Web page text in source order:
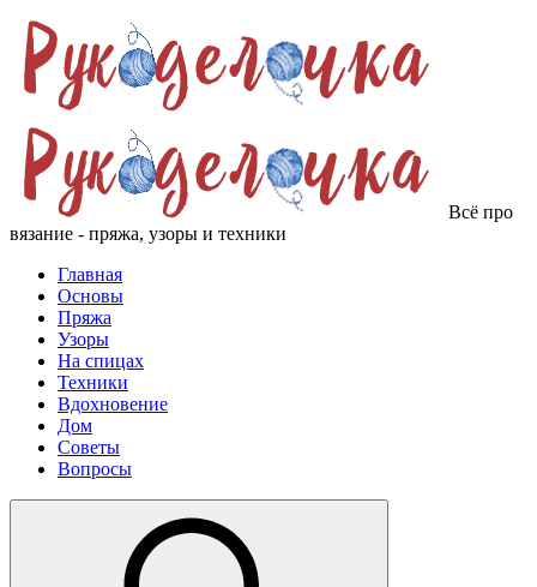
Всё про
вязание - пряжа, узоры и техники
Главная
Основы
Пряжа
Узоры
На спицах
Техники
Вдохновение
Дом
Советы
Вопросы